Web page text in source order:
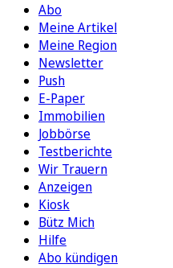
Abo
Meine Artikel
Meine Region
Newsletter
Push
E-Paper
Immobilien
Jobbörse
Testberichte
Wir Trauern
Anzeigen
Kiosk
Bütz Mich
Hilfe
Abo kündigen